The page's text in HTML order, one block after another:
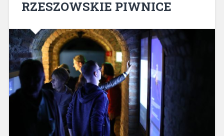
RZESZOWSKIE PIWNICE